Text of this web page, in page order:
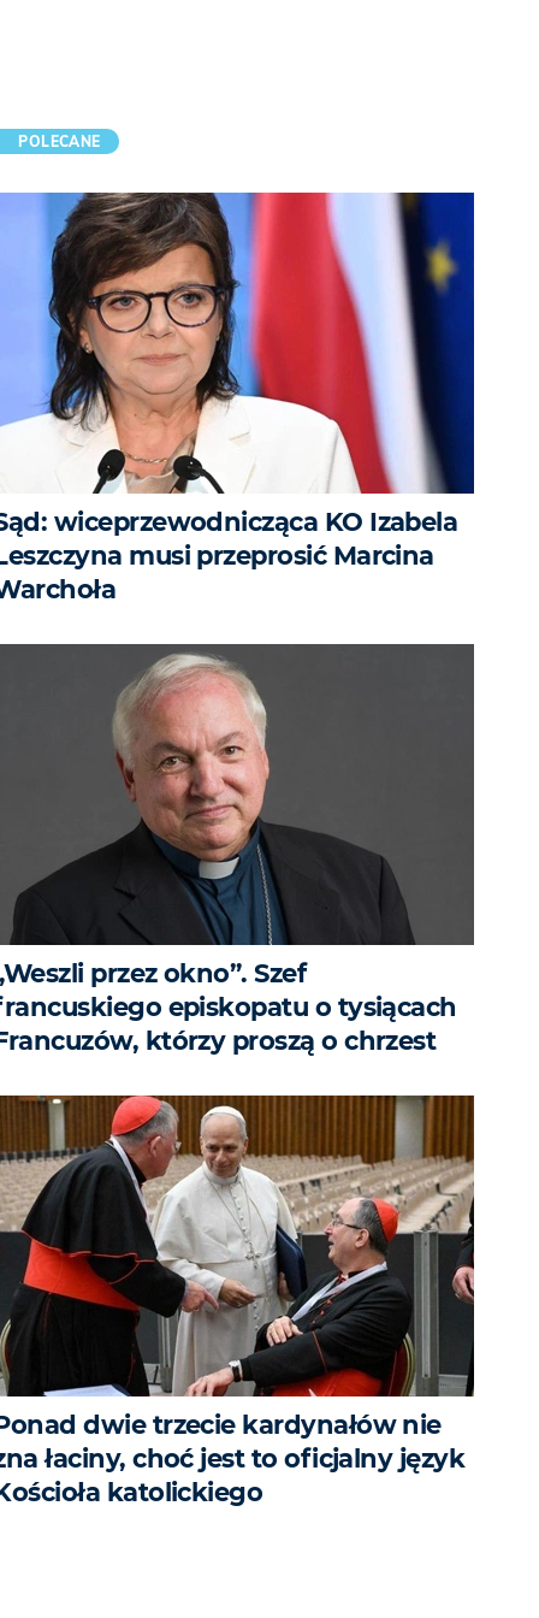
POLECANE
wiceprzewodnicząca KO Izabela
musi przeprosić Marcina
przez okno”. Szef
episkopatu o tysiącach
którzy proszą o chrzest
dwie trzecie kardynałów nie
łaciny, choć jest to oficjalny język
katolickiego